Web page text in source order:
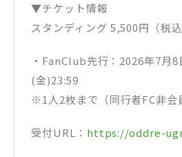
▼チケット情報
スタンディング 5,500円（税
・FanClub先行：2026年7月
(金)23:59
※1人2枚まで（同行者FC非会
受付URL： https://oddre-